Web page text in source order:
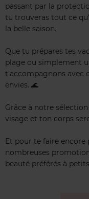
passant par la
tu trouveras tout ce
la belle saison.
Que tu prépares tes
plage ou simplement
t'accompagnons avec
envies. 🌊
Grâce à notre
visage et ton corps
Et pour te faire encore
nombreuses
beauté préférés à